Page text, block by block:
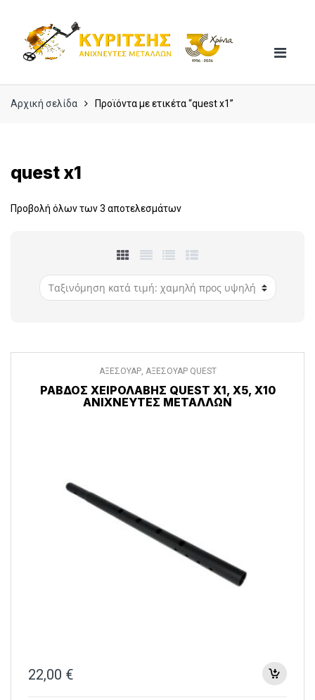
navigation
content
Αρχική σελίδα Προϊόντα με ετικέτα “quest x1”
quest x1
Προβολή όλων των 3 αποτελεσμάτων
ΑΞΕΣΟΥΑΡ, ΑΞΕΣΟΥΑΡ QUEST
ΡΆΒΔΟΣ ΧΕΙΡΟΛΑΒΉΣ QUEST X1, X5, X10
ΑΝΙΧΝΕΥΤΈΣ ΜΕΤΆΛΛΩΝ
22,00 €